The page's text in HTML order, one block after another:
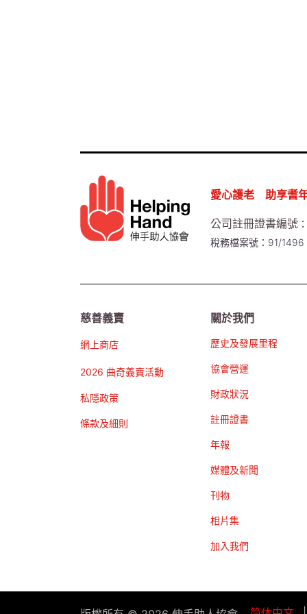
愛心護老 助享耆
公司註冊證書編號
稅務檔案號：91/1496
慈善義賣
網上商店
2026 曲奇義賣活動
私隱政策
條款及細則
關於我們
歷史及發展里程
協會營運
財政狀況
註冊證書
年報
媒體及新聞
刊物
相片集
加入我們